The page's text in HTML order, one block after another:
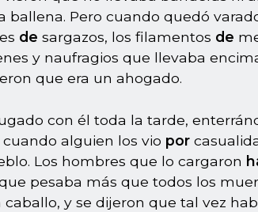
ballena. Pero cuando quedó
de sargazos, los filamentos de
y naufragios que llevaba
que era un ahogado.
con él toda la tarde,
cuando alguien los vio por
Los hombres que lo cargaron
pesaba más que todos los
y se dijeron que tal vez